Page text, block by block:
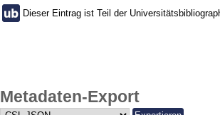
Dieser Eintrag ist Teil der
Metadaten-Export